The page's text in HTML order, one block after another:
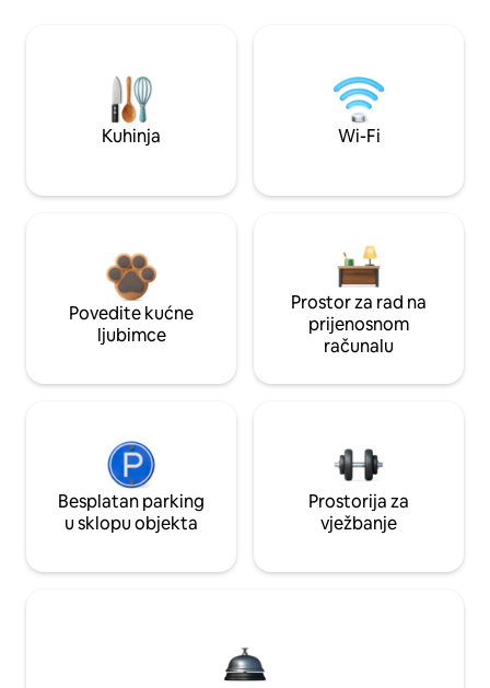
Kuhinja Wi-Fi
Povedite kućne
ljubimce
Prostor za rad na
prijenosnom
računalu
Besplatan parking
u sklopu objekta
Prostorija za
vježbanje